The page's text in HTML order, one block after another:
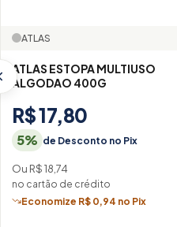
ATLAS
ATLAS ESTOPA MULTIUSO
ALGODAO 400G
R$ 17,80
5% de Desconto no Pix
Ou R$ 18,74
no cartão de crédito
Economize R$ 0,94 no Pix